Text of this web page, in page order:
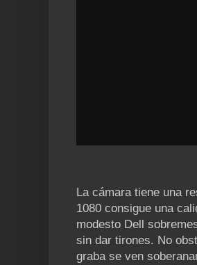
La cámara tiene una
1080 consigue una
modesto Dell
sin dar tirones. No
graba se ven